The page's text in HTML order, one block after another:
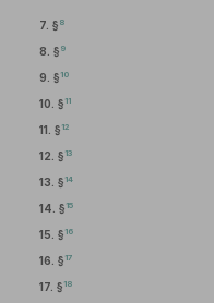
7. § 8
8. § 9
9. § 10
10. § 11
11. § 12
12. § 13
13. § 14
14. § 15
15. § 16
16. § 17
17. § 18